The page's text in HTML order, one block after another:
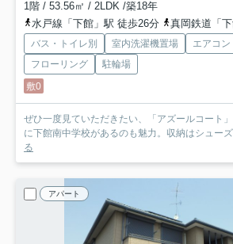
1階 / 53.56㎡ / 2LDK /築18年
水戸線「下館」駅 徒歩26分
真岡鉄道「下
バス・トイレ別 室内洗濯機置場 エアコン
フローリング
駐輪場
敷0
ぜひ一度見ていただきたい、「アズールコート
に下館南中学校があるのも魅力。収納はシューズ
る
アパート